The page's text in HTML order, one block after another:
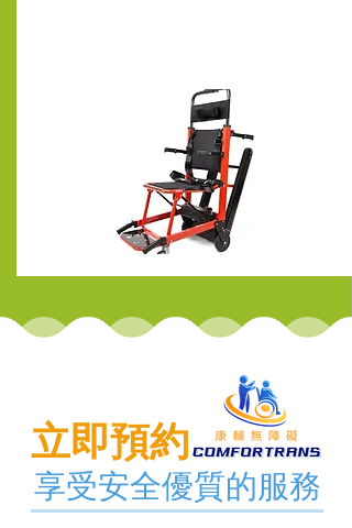
立即預約
享受安全優質的服務